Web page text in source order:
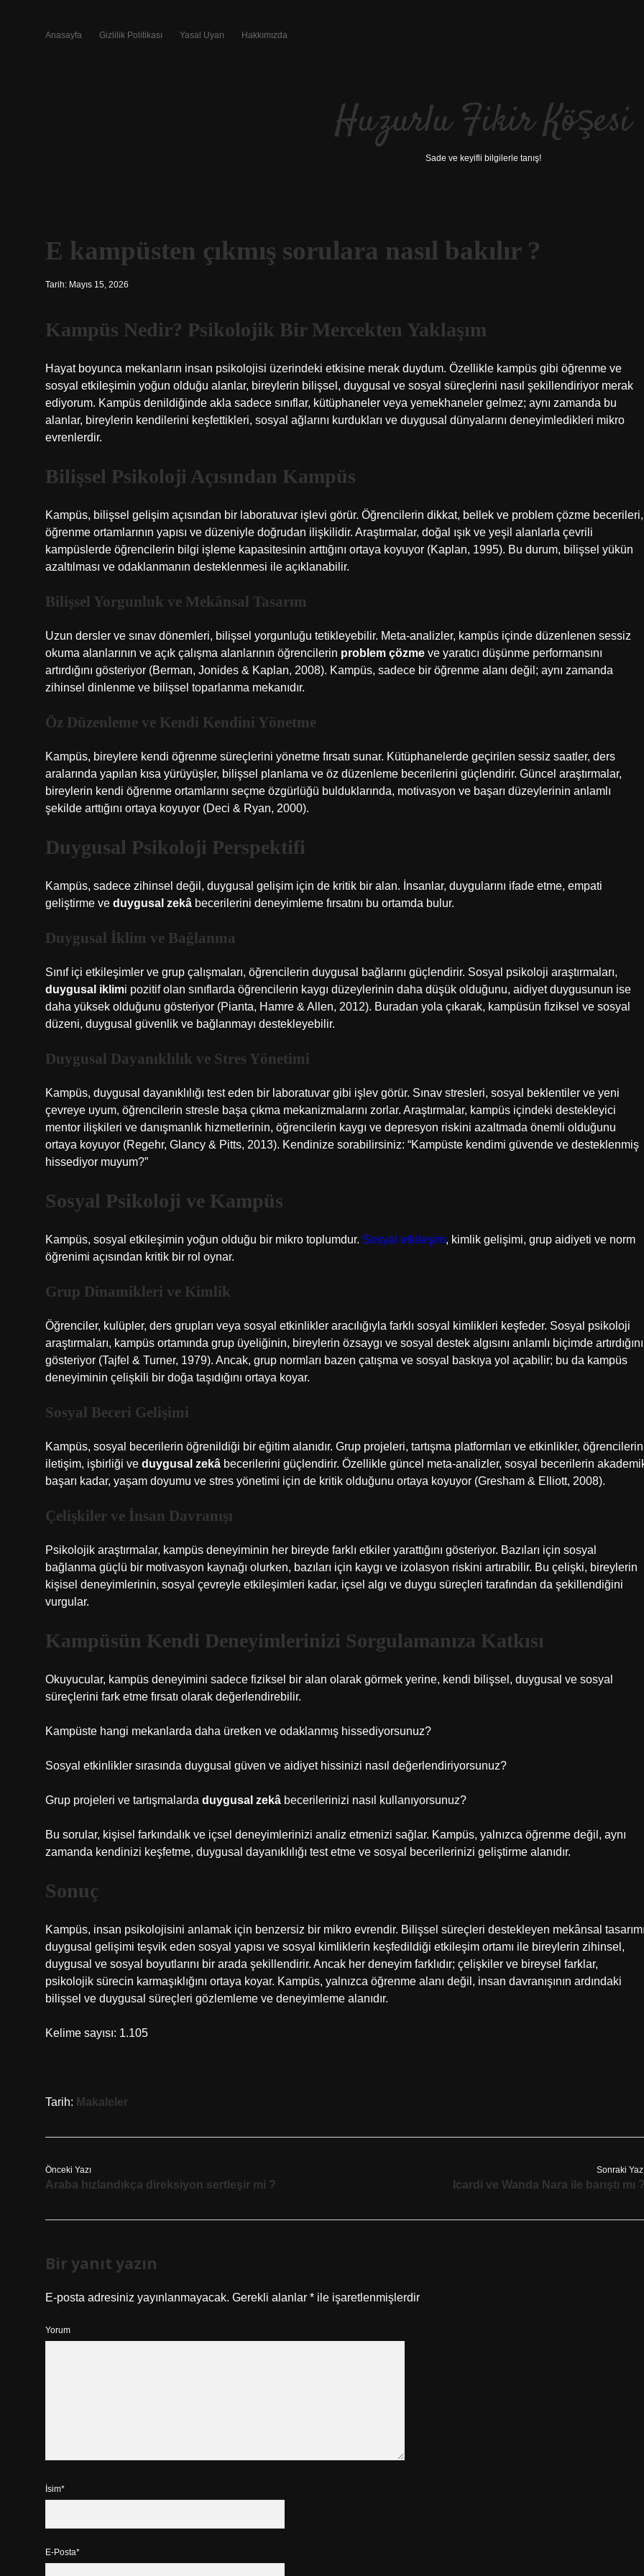
Anasayfa Gizlilik Politikası Yasal Uyarı Hakkımızda
Huzurlu Fikir Köşesi
Sade ve keyifli bilgilerle tanış!
E kampüsten çıkmış sorulara nasıl bakılır ?
Tarih: Mayıs 15, 2026
Kampüs Nedir? Psikolojik Bir Mercekten Yaklaşım
Hayat boyunca mekanların insan psikolojisi üzerindeki etkisine merak duydum. Özellikle kampüs gibi öğrenme ve
sosyal etkileşimin yoğun olduğu alanlar, bireylerin bilişsel, duygusal ve sosyal süreçlerini nasıl şekillendiriyor merak
ediyorum. Kampüs denildiğinde akla sadece sınıflar, kütüphaneler veya yemekhaneler gelmez; aynı zamanda bu
alanlar, bireylerin kendilerini keşfettikleri, sosyal ağlarını kurdukları ve duygusal dünyalarını deneyimledikleri mikro
evrenlerdir.
Bilişsel Psikoloji Açısından Kampüs
Kampüs, bilişsel gelişim açısından bir laboratuvar işlevi görür. Öğrencilerin dikkat, bellek ve problem çözme becerileri,
öğrenme ortamlarının yapısı ve düzeniyle doğrudan ilişkilidir. Araştırmalar, doğal ışık ve yeşil alanlarla çevrili
kampüslerde öğrencilerin bilgi işleme kapasitesinin arttığını ortaya koyuyor (Kaplan, 1995). Bu durum, bilişsel yükün
azaltılması ve odaklanmanın desteklenmesi ile açıklanabilir.
Bilişsel Yorgunluk ve Mekânsal Tasarım
Uzun dersler ve sınav dönemleri, bilişsel yorgunluğu tetikleyebilir. Meta-analizler, kampüs içinde düzenlenen sessiz
okuma alanlarının ve açık çalışma alanlarının öğrencilerin problem çözme ve yaratıcı düşünme performansını
artırdığını gösteriyor (Berman, Jonides & Kaplan, 2008). Kampüs, sadece bir öğrenme alanı değil; aynı zamanda
zihinsel dinlenme ve bilişsel toparlanma mekanıdır.
Öz Düzenleme ve Kendi Kendini Yönetme
Kampüs, bireylere kendi öğrenme süreçlerini yönetme fırsatı sunar. Kütüphanelerde geçirilen sessiz saatler, ders
aralarında yapılan kısa yürüyüşler, bilişsel planlama ve öz düzenleme becerilerini güçlendirir. Güncel araştırmalar,
bireylerin kendi öğrenme ortamlarını seçme özgürlüğü bulduklarında, motivasyon ve başarı düzeylerinin anlamlı
şekilde arttığını ortaya koyuyor (Deci & Ryan, 2000).
Duygusal Psikoloji Perspektifi
Kampüs, sadece zihinsel değil, duygusal gelişim için de kritik bir alan. İnsanlar, duygularını ifade etme, empati
geliştirme ve duygusal zekâ becerilerini deneyimleme fırsatını bu ortamda bulur.
Duygusal İklim ve Bağlanma
Sınıf içi etkileşimler ve grup çalışmaları, öğrencilerin duygusal bağlarını güçlendirir. Sosyal psikoloji araştırmaları,
duygusal iklimi pozitif olan sınıflarda öğrencilerin kaygı düzeylerinin daha düşük olduğunu, aidiyet duygusunun ise
daha yüksek olduğunu gösteriyor (Pianta, Hamre & Allen, 2012). Buradan yola çıkarak, kampüsün fiziksel ve sosyal
düzeni, duygusal güvenlik ve bağlanmayı destekleyebilir.
Duygusal Dayanıklılık ve Stres Yönetimi
Kampüs, duygusal dayanıklılığı test eden bir laboratuvar gibi işlev görür. Sınav stresleri, sosyal beklentiler ve yeni
çevreye uyum, öğrencilerin stresle başa çıkma mekanizmalarını zorlar. Araştırmalar, kampüs içindeki destekleyici
mentor ilişkileri ve danışmanlık hizmetlerinin, öğrencilerin kaygı ve depresyon riskini azaltmada önemli olduğunu
ortaya koyuyor (Regehr, Glancy & Pitts, 2013). Kendinize sorabilirsiniz: “Kampüste kendimi güvende ve desteklenmiş
hissediyor muyum?”
Sosyal Psikoloji ve Kampüs
Kampüs, sosyal etkileşimin yoğun olduğu bir mikro toplumdur. Sosyal etkileşim, kimlik gelişimi, grup aidiyeti ve norm
öğrenimi açısından kritik bir rol oynar.
Grup Dinamikleri ve Kimlik
Öğrenciler, kulüpler, ders grupları veya sosyal etkinlikler aracılığıyla farklı sosyal kimlikleri keşfeder. Sosyal psikoloji
araştırmaları, kampüs ortamında grup üyeliğinin, bireylerin özsaygı ve sosyal destek algısını anlamlı biçimde artırdığını
gösteriyor (Tajfel & Turner, 1979). Ancak, grup normları bazen çatışma ve sosyal baskıya yol açabilir; bu da kampüs
deneyiminin çelişkili bir doğa taşıdığını ortaya koyar.
Sosyal Beceri Gelişimi
Kampüs, sosyal becerilerin öğrenildiği bir eğitim alanıdır. Grup projeleri, tartışma platformları ve etkinlikler, öğrencilerin
iletişim, işbirliği ve duygusal zekâ becerilerini güçlendirir. Özellikle güncel meta-analizler, sosyal becerilerin
başarı kadar, yaşam doyumu ve stres yönetimi için de kritik olduğunu ortaya koyuyor (Gresham & Elliott, 2008).
Çelişkiler ve İnsan Davranışı
Psikolojik araştırmalar, kampüs deneyiminin her bireyde farklı etkiler yarattığını gösteriyor. Bazıları için sosyal
bağlanma güçlü bir motivasyon kaynağı olurken, bazıları için kaygı ve izolasyon riskini artırabilir. Bu çelişki, bireylerin
kişisel deneyimlerinin, sosyal çevreyle etkileşimleri kadar, içsel algı ve duygu süreçleri tarafından da şekillendiğini
vurgular.
Kampüsün Kendi Deneyimlerinizi Sorgulamanıza Katkısı
Okuyucular, kampüs deneyimini sadece fiziksel bir alan olarak görmek yerine, kendi bilişsel, duygusal ve sosyal
süreçlerini fark etme fırsatı olarak değerlendirebilir.
Kampüste hangi mekanlarda daha üretken ve odaklanmış hissediyorsunuz?
Sosyal etkinlikler sırasında duygusal güven ve aidiyet hissinizi nasıl değerlendiriyorsunuz?
Grup projeleri ve tartışmalarda duygusal zekâ becerilerinizi nasıl kullanıyorsunuz?
Bu sorular, kişisel farkındalık ve içsel deneyimlerinizi analiz etmenizi sağlar. Kampüs, yalnızca öğrenme değil, aynı
zamanda kendinizi keşfetme, duygusal dayanıklılığı test etme ve sosyal becerilerinizi geliştirme alanıdır.
Sonuç
Kampüs, insan psikolojisini anlamak için benzersiz bir mikro evrendir. Bilişsel süreçleri destekleyen mekânsal
duygusal gelişimi teşvik eden sosyal yapısı ve sosyal kimliklerin keşfedildiği etkileşim ortamı ile bireylerin zihinsel,
duygusal ve sosyal boyutlarını bir arada şekillendirir. Ancak her deneyim farklıdır; çelişkiler ve bireysel farklar,
psikolojik sürecin karmaşıklığını ortaya koyar. Kampüs, yalnızca öğrenme alanı değil, insan davranışının ardındaki
bilişsel ve duygusal süreçleri gözlemleme ve deneyimleme alanıdır.
Kelime sayısı: 1.105
Tarih: Makaleler
Önceki Yazı
Araba hızlandıkça direksiyon sertleşir mi ?
Sonraki
Icardi ve Wanda Nara ile barıştı mı
Bir yanıt yazın
E-posta adresiniz yayınlanmayacak. Gerekli alanlar * ile işaretlenmişlerdir
Yorum
İsim*
E-Posta*